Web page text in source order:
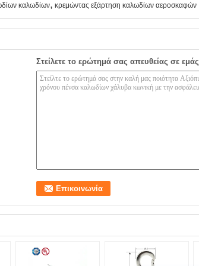
καλωδίων, κρεμώντας εξάρτηση καλωδίων αεροσκαφών
Στείλετε το ερώτημά σας απευθείας σε εμάς